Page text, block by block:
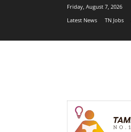
Friday, August 7, 2026
Latest News
TN Jobs